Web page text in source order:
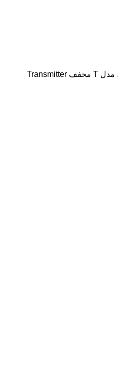
این دستگاه سیگنال شبکه RJ45 را به فیبر نوری Single-Mode تبدیل می‌کند و برای انتقال اطلاعات دوربین مداربسته، شبکه بین ساختمان‌ها و پروژه‌های صنعتی کاربرد دارد. مدل T مخفف Transmitter